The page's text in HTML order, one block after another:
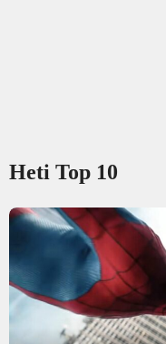
Heti Top 10